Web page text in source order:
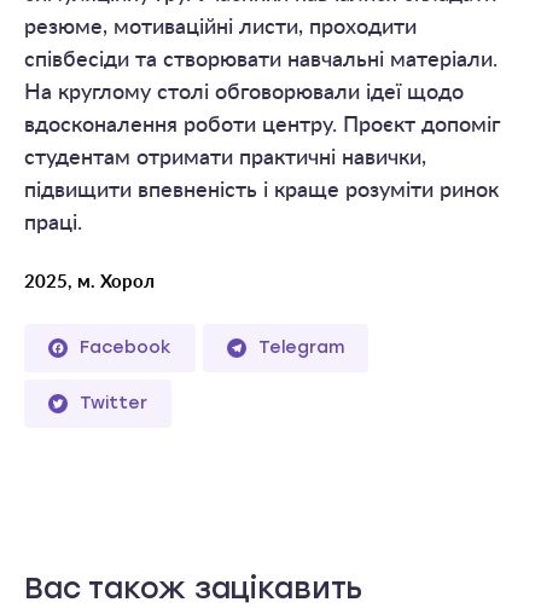
резюме, мотиваційні листи, проходити
співбесіди та створювати навчальні матеріали.
На круглому столі обговорювали ідеї щодо
вдосконалення роботи центру. Проєкт допоміг
студентам отримати практичні навички,
підвищити впевненість і краще розуміти ринок
праці.
2025, м. Хорол
Facebook Telegram
Twitter
Вас також зацікавить